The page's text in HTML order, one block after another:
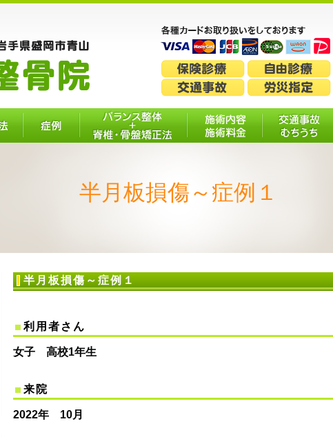
症例
バランス整体＋脊
椎・骨盤矯正法
施術内容・施
術料金
交通事故・
ちうち
半月板損傷～症例１
半月板損傷～症例１
利用者さん
女子 高校1年生
来院
2022年 10月